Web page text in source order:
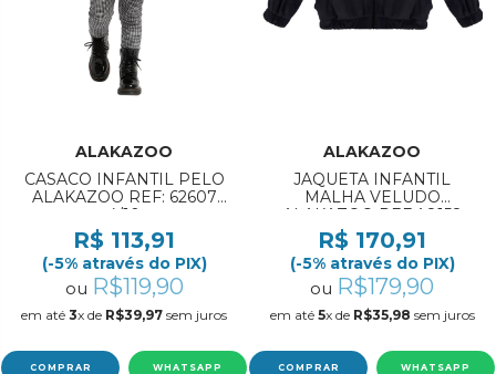
ALAKAZOO
CASACO INFANTIL PELO
ALAKAZOO REF: 62607
4/10
R$ 113,91
(-5% através do PIX)
ou R$119,90
em até 3x de R$39,97 sem juros
COMPRAR WHATSAPP
ALAKAZOO
JAQUETA INFANTIL
MALHA VELUDO
ALAKAZOO REF:A8158
8/10
R$ 170,91
(-5% através do PIX)
ou R$179,90
em até 5x de R$35,98 sem juros
COMPRAR WHATSAPP